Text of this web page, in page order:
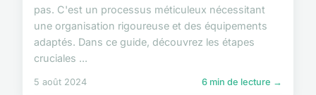
pas. C'est un processus méticuleux nécessitant
une organisation rigoureuse et des équipements
adaptés. Dans ce guide, découvrez les étapes
cruciales ...
5 août 2024 6 min de lecture →